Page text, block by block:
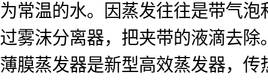
为常温的水。因蒸发往往是带气
过雾沫分离器，把夹带的液滴去除
薄膜蒸发器是新型高效蒸发器，